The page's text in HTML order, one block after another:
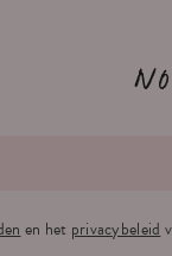
en het privacybeleid